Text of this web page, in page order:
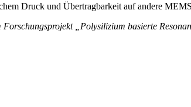
Druck und Übertragbarkeit auf andere
„Polysilizium basierte